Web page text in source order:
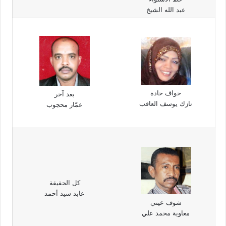
عبد الله الشيخ
حواف حادة
نازك يوسف العاقب
بعد آخر
عمّار محجوب
شوف عيني
معاوية محمد علي
كل الحقيقة
عابد سيد أحمد